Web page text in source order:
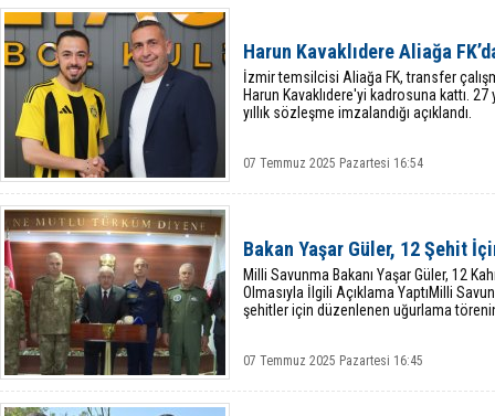
Chp
Harun Kavaklıdere Aliağa
İzmir temsilcisi Aliağa FK, transfer
Harun Kavaklıdere'yi kadrosuna kattı.
yıllık sözleşme imzalandığı açıklandı.
07 Temmuz 2025 Pazartesi 16:54
Bakan Yaşar Güler, 12 Şehit
Milli Savunma Bakanı Yaşar Güler, 12
Olmasıyla İlgili Açıklama YaptıMilli
şehitler için düzenlenen uğurlama
07 Temmuz 2025 Pazartesi 16:45